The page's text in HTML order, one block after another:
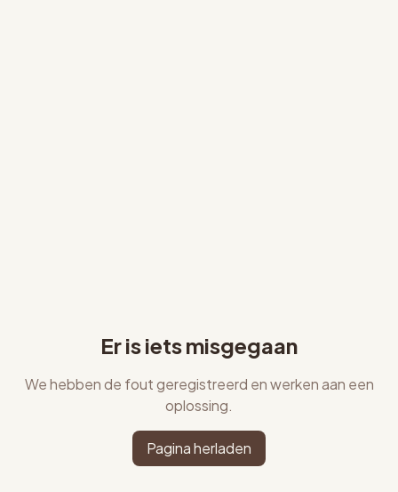
Er is iets misgegaan
We hebben de fout geregistreerd en werken aan een
oplossing.
Pagina herladen